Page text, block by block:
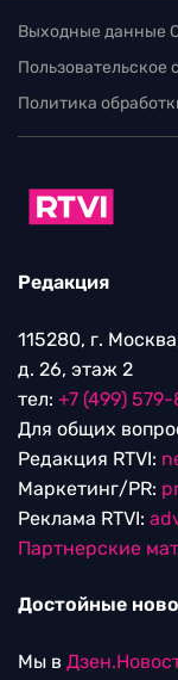
Выходные данные
Пользовательское
Политика
Редакция
115280, г.
д. 26, этаж 2
тел: +7 (499)
Для общих
Редакция RTVI:
Маркетинг/PR:
Реклама RTVI:
Партнерские
Достойные
Мы в